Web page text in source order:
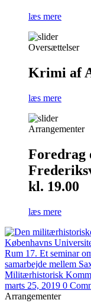
læs mere
Oversættelser
Krimi af
læs mere
Arrangementer
Foredrag
kl. 19.00
læs mere
marts 25, 2019 0
Arrangementer